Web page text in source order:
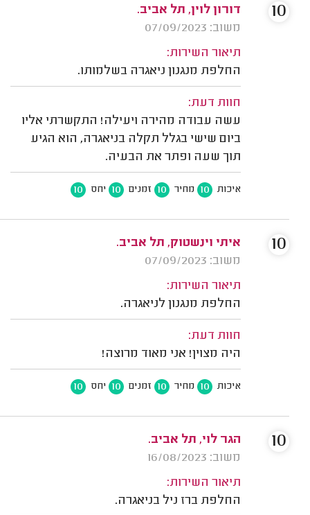
דורון לוין, תל אביב.
משוב: 07/09/2023
תיאור השירות:
החלפת מנגנון ניאגרה בשלמותו.
חוות דעת:
עשה עבודה מהירה ויעילה! התקשרתי אליו
ביום שישי בגלל תקלה בניאגרה, הוא הגיע
תוך שעה ופתר את הבעיה.
איכות 10 מחיר 10 זמנים 10 יחס 10
10
איתי וינשטוק, תל אביב.
משוב: 07/09/2023
תיאור השירות:
החלפת מנגנון לניאגרה.
חוות דעת:
היה מצוין! אני מאוד מרוצה!
איכות 10 מחיר 10 זמנים 10 יחס 10
10
הגר לוי, תל אביב.
משוב: 16/08/2023
תיאור השירות:
החלפת ברז ניל בניאגרה.
10